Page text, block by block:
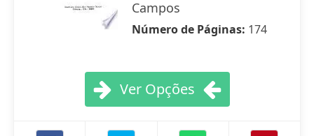
Campos
Número de Páginas: 174
Ver Opções